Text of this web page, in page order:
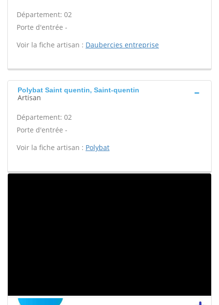
Département: 02
Porte d'entrée -
Voir la fiche artisan : Daubercies entreprise
Polybat Saint quentin, Saint-quentin
Artisan
Département: 02
Porte d'entrée -
Voir la fiche artisan : Polybat